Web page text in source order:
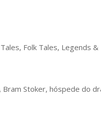
Folk Tales, Legends
Stoker, hóspede do